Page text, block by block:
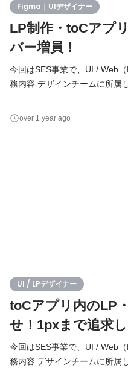
Figma｜UIデザイナー
LP制作・toCアプ
バー増員！
今回はSES事業で、UI / Web（
務内容 デザインチームに所属
を担当していただきます。 具体的には、 ・季節ごとのイベント
LPの作成 ・バナーや告知物
over 1 year ago
UI / LPデザイナー
toCアプリ内のLP
せ！1pxまで追求し
今回はSES事業で、UI / Web（
務内容 デザインチームに所属